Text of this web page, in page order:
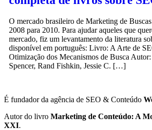
O mercado brasileiro de Marketing de
2008 para 2010. Para ajudar aqueles que
mercado, fiz um levantamento da literatura
disponível em português: Livro: A Arte de
Otimização dos Mecanismos de Busca
Spencer, Rand Fishkin, Jessie C. […]
É fundador da agência de SEO & Conteúdo
Autor do livro Marketing de Conteúdo: A
XXI.